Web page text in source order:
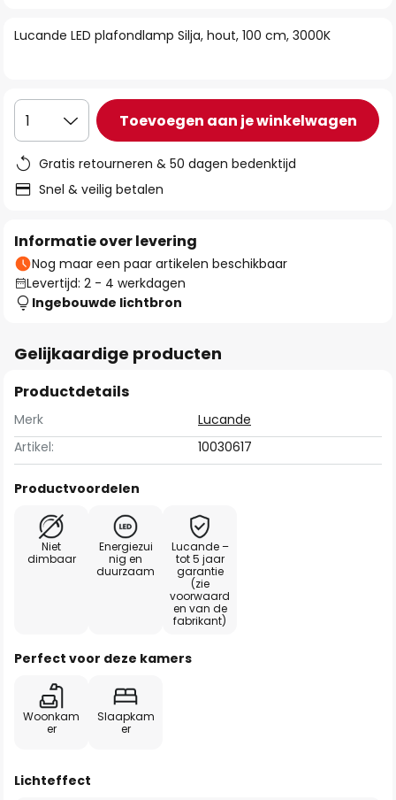
de
Lucande LED plafondlamp Silja, hout, 100 cm, 3000K
1 Toevoegen aan je winkelwagen
Gratis retourneren & 50 dagen bedenktijd
Snel & veilig betalen
Informatie over levering
Nog maar een paar artikelen beschikbaar
Levertijd: 2 - 4 werkdagen
Ingebouwde lichtbron
Gelijkaardige producten
Productdetails
Merk
Lucande
Artikel:
10030617
Productvoordelen
Niet
dimbaar
Energiezui
nig en
duurzaam
Lucande –
tot 5 jaar
garantie
(zie
voorwaard
en van de
fabrikant)
Perfect voor deze kamers
Woonkam
er
Slaapkam
er
Lichteffect